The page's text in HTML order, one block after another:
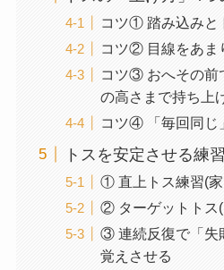
コツ① 踏み込みと
コツ② 目線をあま
コツ③ おへその前
の高さまで持ち上
コツ④ 「毎回同じ
トスを安定させる練
① 直上トス練習(
② ターゲットトス
③ 連続反復で「失
覚えさせる